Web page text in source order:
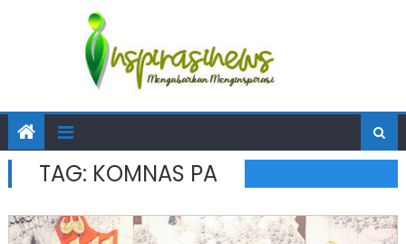
TAG: KOMNAS PA